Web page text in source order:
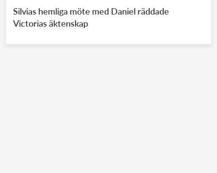
Silvias hemliga möte med Daniel räddade
Victorias äktenskap